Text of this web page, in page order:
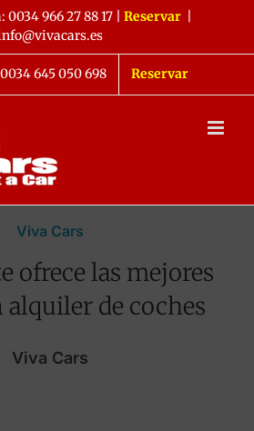
0034 966 27 88 17| Reservar
645 050 698 Reservar
Viva Cars
ofrece las mejores
alquiler de coches
Viva Cars